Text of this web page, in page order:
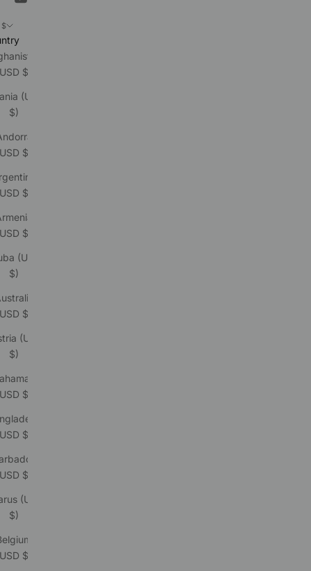
$
$)
(USD
$)
$)
$)
$)
(USD
$)
$)
(USD
$)
$)
$)
$)
(USD
$)
$)